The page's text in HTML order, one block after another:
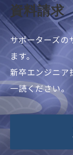
資料請求
サポーターズの
ます。
新卒エンジニア
一読ください。